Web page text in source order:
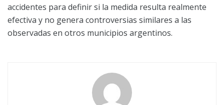
accidentes para definir si la medida resulta realmente
efectiva y no genera controversias similares a las
observadas en otros municipios argentinos.